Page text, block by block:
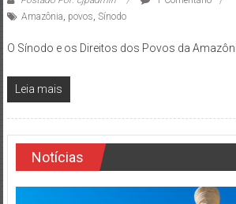
Amazônia, povos, Sínodo
O Sínodo e os Direitos dos Povos da
Leia mais
Notícias